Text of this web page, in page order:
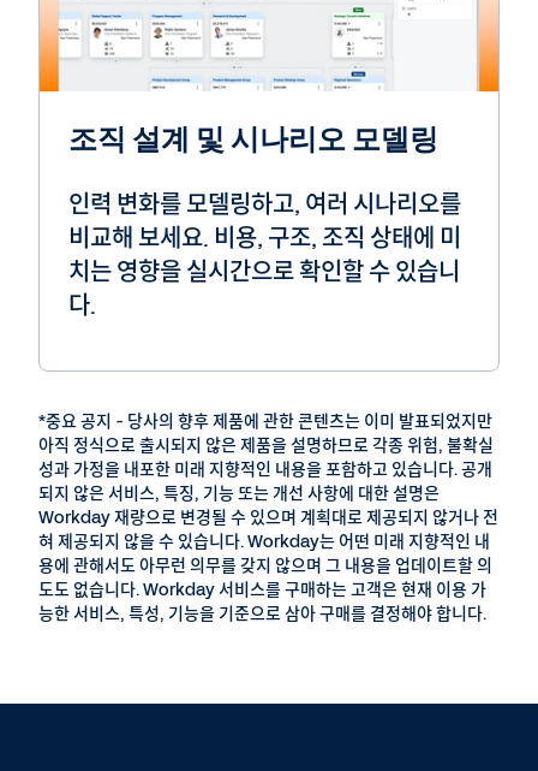
조직 설계 및 시나리오 모델링
인력 변화를 모델링하고, 여러 시나리오를
비교해 보세요. 비용, 구조, 조직 상태에 미
치는 영향을 실시간으로 확인할 수 있습니
다.
*중요 공지 - 당사의 향후 제품에 관한 콘텐츠는 이미 발표되었지만
아직 정식으로 출시되지 않은 제품을 설명하므로 각종 위험, 불확실
성과 가정을 내포한 미래 지향적인 내용을 포함하고 있습니다. 공개
되지 않은 서비스, 특징, 기능 또는 개선 사항에 대한 설명은
Workday 재량으로 변경될 수 있으며 계획대로 제공되지 않거나 전
혀 제공되지 않을 수 있습니다. Workday는 어떤 미래 지향적인 내
용에 관해서도 아무런 의무를 갖지 않으며 그 내용을 업데이트할 의
도도 없습니다. Workday 서비스를 구매하는 고객은 현재 이용 가
능한 서비스, 특성, 기능을 기준으로 삼아 구매를 결정해야 합니다.